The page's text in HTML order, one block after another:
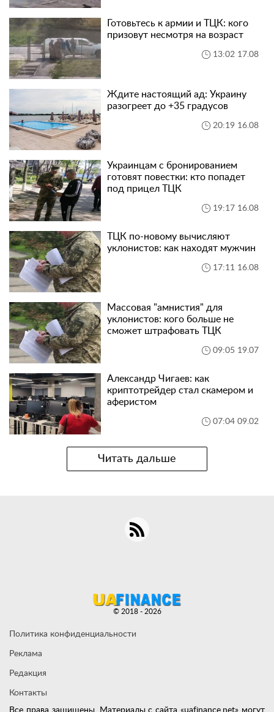
Готовьтесь к армии и ТЦК: кого
призовут несмотря на возраст
13:02 17.08
Ждите настоящий ад: Украину
разогреет до +35 градусов
20:19 16.08
Украинцам с бронированием
готовят повестки: кто попадет
под прицел ТЦК
19:17 16.08
ТЦК по-новому вычисляют
уклонистов: как находят мужчин
17:11 16.08
Массовая "амнистия" для
уклонистов: кого больше не
сможет штрафовать ТЦК
09:05 19.07
Александр Чигаев: как
криптотрейдер стал скамером и
аферистом
07:04 09.02
Читать дальше
Все права защищены. Материалы с сайта «uafinance.net» могут
Политика конфиденциальности
Реклама
Редакция
Контакты
© 2018 - 2026